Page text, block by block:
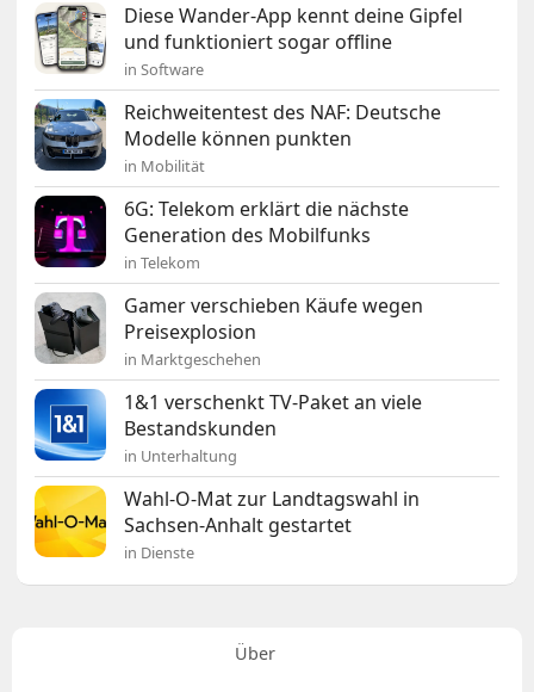
Diese Wander-App kennt deine Gipfel
und funktioniert sogar offline
in Software
Reichweitentest des NAF: Deutsche
Modelle können punkten
in Mobilität
6G: Telekom erklärt die nächste
Generation des Mobilfunks
in Telekom
Gamer verschieben Käufe wegen
Preisexplosion
in Marktgeschehen
1&1 verschenkt TV-Paket an viele
Bestandskunden
in Unterhaltung
Wahl-O-Mat zur Landtagswahl in
Sachsen-Anhalt gestartet
in Dienste
Über